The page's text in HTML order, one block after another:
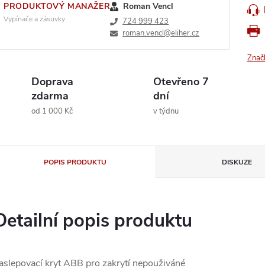
PRODUKTOVÝ MANAŽER
Vypínače a zásuvky
Roman Vencl
724 999 423
roman.vencl@eliher.cz
Doprava
zdarma
od 1 000 Kč
Otevřeno 7
dní
v týdnu
POPIS PRODUKTU DISKUZE
popis produktu
kryt ABB pro zakrytí nepouživáné